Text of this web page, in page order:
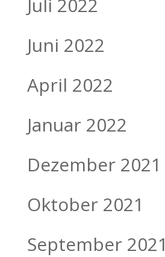
Juni 2022
April 2022
Januar 2022
Dezember 2021
Oktober 2021
September 2021